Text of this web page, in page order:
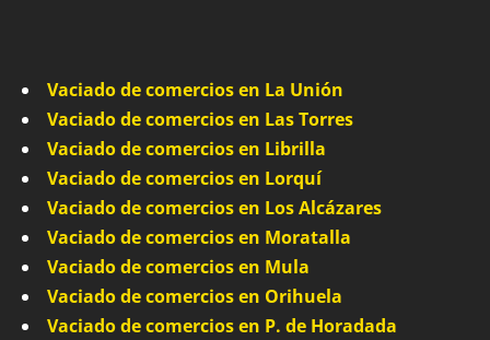
Vaciado de comercios en La Unión
Vaciado de comercios en Las Torres
Vaciado de comercios en Librilla
Vaciado de comercios en Lorquí
Vaciado de comercios en Los Alcázares
Vaciado de comercios en Moratalla
Vaciado de comercios en Mula
Vaciado de comercios en Orihuela
Vaciado de comercios en P. de Horadada